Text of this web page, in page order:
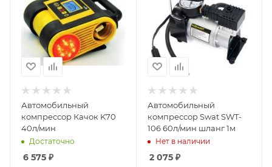
Автомобильный
компрессор Качок K70
40л/мин
Достаточно
6 575 ₽
Автомобильный
компрессор Swat SWT-
106 60л/мин шланг 1м
Нет в наличии
2 075₽